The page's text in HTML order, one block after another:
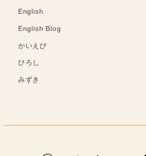
English
English Blog
かいえび
ひろし
みずき